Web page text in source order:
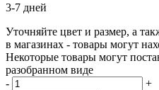
3-7 дней
Уточняйте цвет и размер, а
в магазинах - товары могут
Некоторые товары могут
разобранном виде
-
+